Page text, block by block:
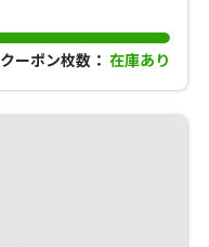
クーポン枚数： 在庫あり